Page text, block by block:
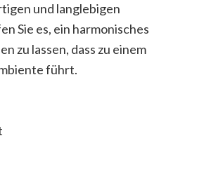
und langlebigen
Sie es, ein harmonisches
zu lassen, dass zu einem
führt.